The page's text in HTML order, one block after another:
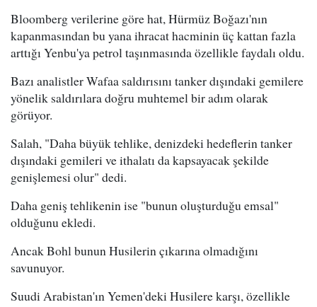
Bloomberg verilerine göre hat, Hürmüz Boğazı'nın
kapanmasından bu yana ihracat hacminin üç kattan fazla
arttığı Yenbu'ya petrol taşınmasında özellikle faydalı oldu.
Bazı analistler Wafaa saldırısını tanker dışındaki gemilere
yönelik saldırılara doğru muhtemel bir adım olarak
görüyor.
Salah, "Daha büyük tehlike, denizdeki hedeflerin tanker
dışındaki gemileri ve ithalatı da kapsayacak şekilde
genişlemesi olur" dedi.
Daha geniş tehlikenin ise "bunun oluşturduğu emsal"
olduğunu ekledi.
Ancak Bohl bunun Husilerin çıkarına olmadığını
savunuyor.
Suudi Arabistan'ın Yemen'deki Husilere karşı, özellikle